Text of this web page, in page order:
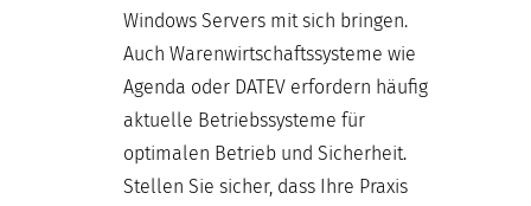
Windows Servers mit sich bringen.
Auch Warenwirtschaftssysteme wie
Agenda oder DATEV erfordern häufig
aktuelle Betriebssysteme für
optimalen Betrieb und Sicherheit.
Stellen Sie sicher, dass Ihre Praxis